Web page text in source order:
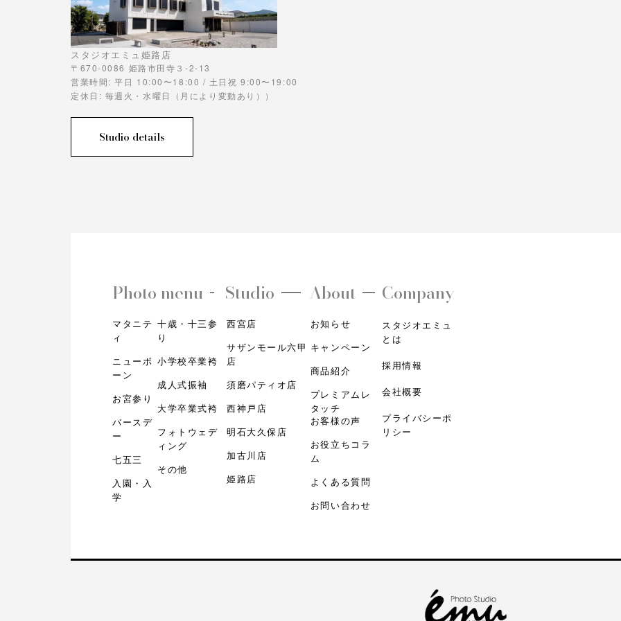
スタジオエミュ姫路店
〒670-0086 姫路市田寺３-2-13
営業時間: 平日 10:00〜18:00 / 土日祝 9:00〜19:00
定休日: 毎週火・水曜日（月により変動あり））
Studio details
Photo menu
マタニテ
ィ
ニューボ
ーン
お宮参り
バースデ
ー
七五三
入園・入
学
十歳・十三参
り
小学校卒業袴
成人式振袖
大学卒業式袴
フォトウェデ
ィング
その他
Studio
西宮店
サザンモール六甲
店
須磨パティオ店
西神戸店
明石大久保店
加古川店
姫路店
About
お知らせ
キャンペーン
商品紹介
プレミアムレ
タッチ
お客様の声
お役立ちコラ
ム
よくある質問
お問い合わせ
Company
スタジオエミュ
とは
採用情報
会社概要
プライバシーポ
リシー